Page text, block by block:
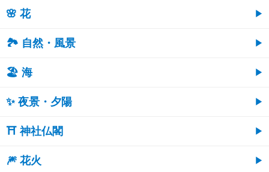
🌸 花
🏞️ 自然・風景
🏖 海
✨ 夜景・夕陽
⛩ 神社仏閣
🎆 花火